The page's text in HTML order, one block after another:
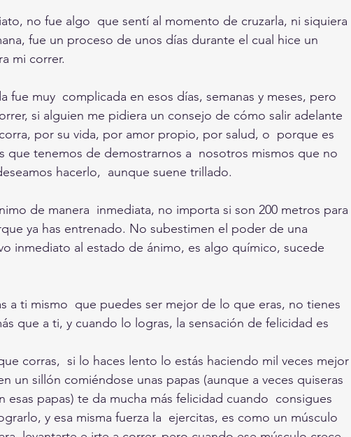
no fue algo  que sentí al momento de cruzarla, ni siquiera
fue un proceso de unos días durante el cual hice un
mi correr.
fue muy  complicada en esos días, semanas y meses, pero
si alguien me pidiera un consejo de cómo salir adelante
por su vida, por amor propio, por salud, o  porque es
que tenemos de demostrarnos a  nosotros mismos que no
hacerlo,  aunque suene trillado.
de manera  inmediata, no importa si son 200 metros para
ya has entrenado. No subestimen el poder de una
inmediato al estado de ánimo, es algo químico, sucede
a ti mismo  que puedes ser mejor de lo que eras, no tienes
que a ti, y cuando lo logras, la sensación de felicidad es
corras,  si lo haces lento lo estás haciendo mil veces mejor
un sillón comiéndose unas papas (aunque a veces quiseras
esas papas) te da mucha más felicidad cuando  consigues
y esa misma fuerza la  ejercitas, es como un músculo